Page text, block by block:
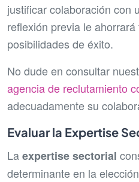
justificar colaboración con
reflexión previa le
posibilidades de éxito.
No dude en consultar
agencia de reclutamiento
adecuadamente su
Evaluar la Expertise
Laexpertise sectorial
determinante en la